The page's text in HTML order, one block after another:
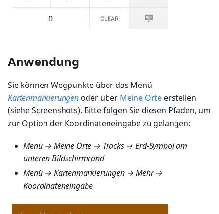
Anwendung
Sie können Wegpunkte über das Menü
Kartenmarkierungenoder über Meine Orteerstellen
(siehe Screenshots). Bitte folgen Sie diesen Pfaden, um
zur Option der Koordinateneingabe zu gelangen:
Menü → Meine Orte → Tracks → Erd-Symbol am
unteren Bildschirmrand
Menü → Kartenmarkierungen → Mehr →
Koordinateneingabe